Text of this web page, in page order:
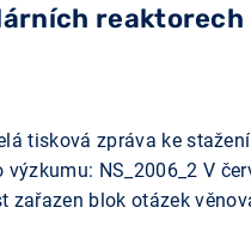
reaktorech
tisková zpráva ke
NS_2006_2 V
zařazen blok otázek